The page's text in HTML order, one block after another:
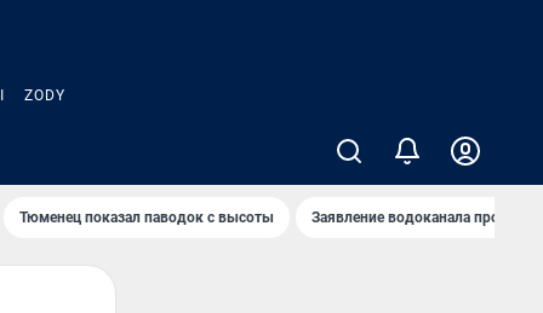
ZODY
Тюменец показал паводок с высоты Заявление водоканала про